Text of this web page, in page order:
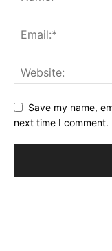
Save my name,
next time I comment.